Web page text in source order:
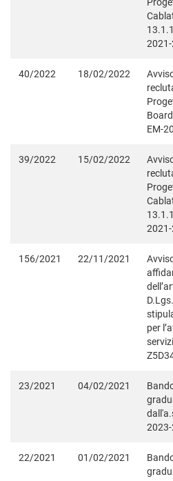
40/2022 18/02/2022
EM-
39/2022 15/02/2022
156/2021 22/11/2021
per
23/2021 04/02/2021
22/2021 01/02/2021